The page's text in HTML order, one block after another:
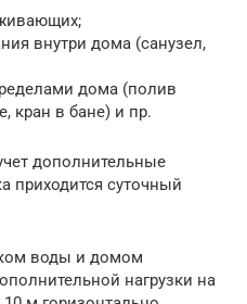
внутри дома (санузел,
дома (полив
кран в бане) и пр.
дополнительные
приходится суточный
воды и домом
нагрузки на